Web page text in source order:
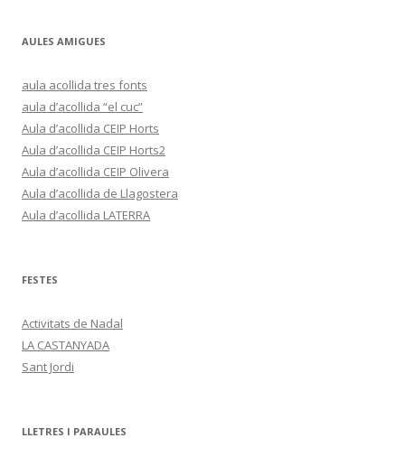
AULES AMIGUES
aula acollida tres fonts
aula d’acollida “el cuc”
Aula d’acollida CEIP Horts
Aula d’acollida CEIP Horts2
Aula d’acollida CEIP Olivera
Aula d’acollida de Llagostera
Aula d’acollida LATERRA
FESTES
Activitats de Nadal
LA CASTANYADA
Sant Jordi
LLETRES I PARAULES